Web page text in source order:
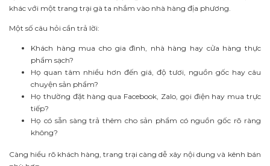
khác với một trang trại gà ta nhắm vào nhà hàng địa phương.
Một số câu hỏi cần trả lời:
Khách hàng mua cho gia đình, nhà hàng hay cửa hàng thực
phẩm sạch?
Họ quan tâm nhiều hơn đến giá, độ tươi, nguồn gốc hay câu
chuyện sản phẩm?
Họ thường đặt hàng qua Facebook, Zalo, gọi điện hay mua trực
tiếp?
Họ có sẵn sàng trả thêm cho sản phẩm có nguồn gốc rõ ràng
không?
Càng hiểu rõ khách hàng, trang trại càng dễ xây nội dung và kênh bán